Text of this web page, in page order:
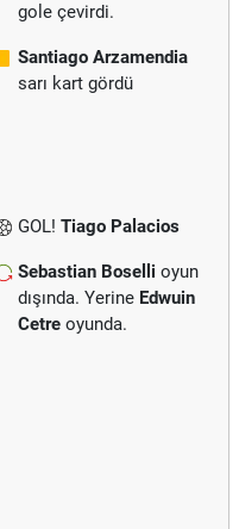
gole çevirdi.
Santiago Arzamendia
sarı kart gördü
GOL! Tiago Palacios
Sebastian Boselli oyun
dışında. Yerine Edwuin
Cetre oyunda.